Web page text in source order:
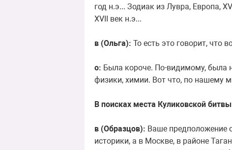
год н.э... Зодиак из Лувра, Европа,
XVII век н.э...
в (Ольга): То есть это говорит, что
о: Была короче. По-видимому, была
физики, химии. Вот что, по нашему
В поисках места Куликовской битвы
в (Образцов): Ваше предположение
историки, а в Москве, в районе